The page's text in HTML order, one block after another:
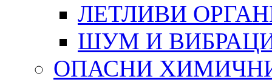
ЛЕТЛИВИ
ШУМ И
ОПАСНИ